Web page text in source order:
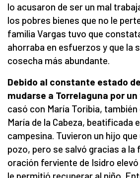
lo acusaron de ser un mal
los pobres bienes que no le
familia Vargas tuvo que
ahorraba en esfuerzos y que la
cosecha más abundante.
Debido al constante estado
mudarse a Torrelaguna por
casó con María Toribia,
María de la Cabeza, beatificada
campesina. Tuvieron un hijo que
pozo, pero se salvó gracias a la
oración ferviente de Isidro elevó
le permitió recuperar al niño.